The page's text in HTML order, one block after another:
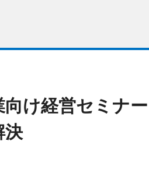
向け経営セミナ
決